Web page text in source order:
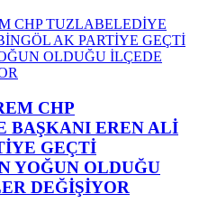
CHP
BAŞKANI EREN ALİ
GEÇTİ
YOĞUN OLDUĞU
DEĞİŞİYOR